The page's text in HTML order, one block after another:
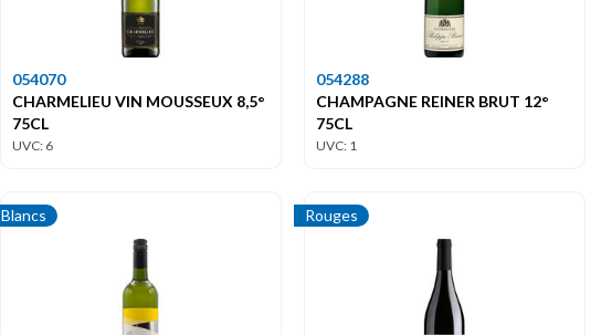
054070
CHARMELIEU VIN MOUSSEUX 8,5°
75CL
UVC: 6
054288
CHAMPAGNE REINER BRUT 12°
75CL
UVC: 1
Blancs Rouges